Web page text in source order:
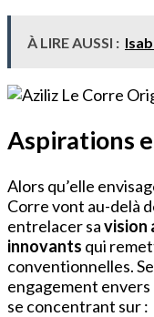
À LIRE AUSSI :
Aspirations
Alors qu’elle
Corre vont au-delà
entrelacer savision
innovants qui
conventionnelles.
engagement envers
se concentrant sur :